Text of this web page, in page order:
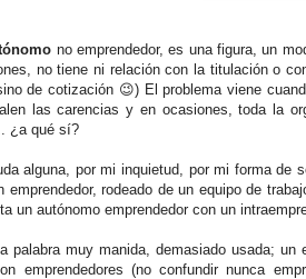
no emprendedor, es una figura, un
no tiene ni relación con la titulación o
de cotización 😉) El problema viene
las carencias y en ocasiones, toda la
¿a qué sí?
alguna, por mi inquietud, por mi forma de
emprendedor, rodeado de un equipo de
un autónomo emprendedor con un
palabra muy manida, demasiado usada;
emprendedores (no confundir nunca